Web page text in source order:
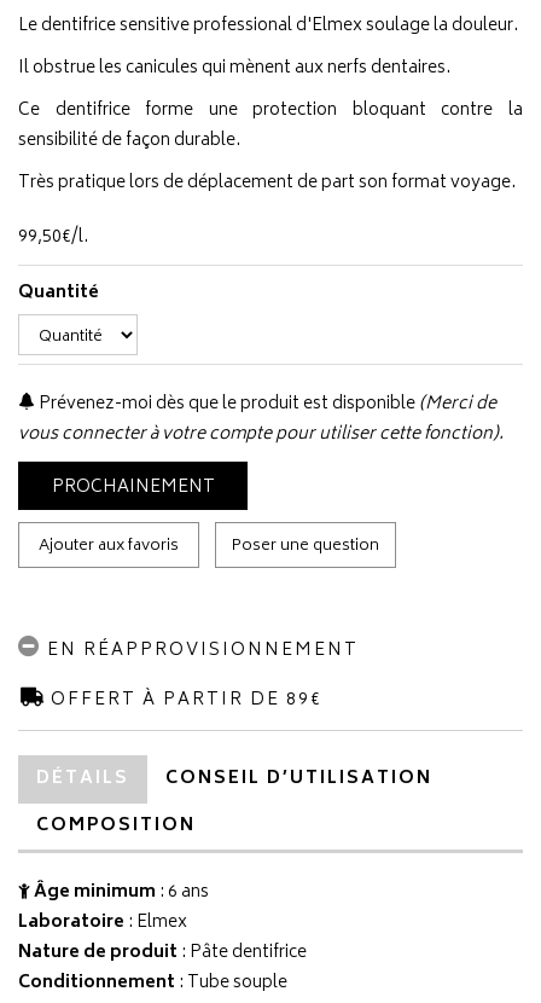
Le dentifrice sensitive professional d'Elmex soulage la douleur.
Il obstrue les canicules qui mènent aux nerfs dentaires.
Ce dentifrice forme une protection bloquant contre la
sensibilité de façon durable.
Très pratique lors de déplacement de part son format voyage.
99,50€/l.
Quantité
Prévenez-moi dès que le produit est disponible(Merci de
vous connecter à votre compte pour utiliser cette fonction).
PROCHAINEMENT
Ajouter aux favoris Poser une question
EN RÉAPPROVISIONNEMENT
OFFERT À PARTIR DE 89€
DÉTAILS
CONSEIL D’UTILISATION
COMPOSITION
Âge minimum : 6 ans
Laboratoire : Elmex
Nature de produit : Pâte dentifrice
Conditionnement : Tube souple